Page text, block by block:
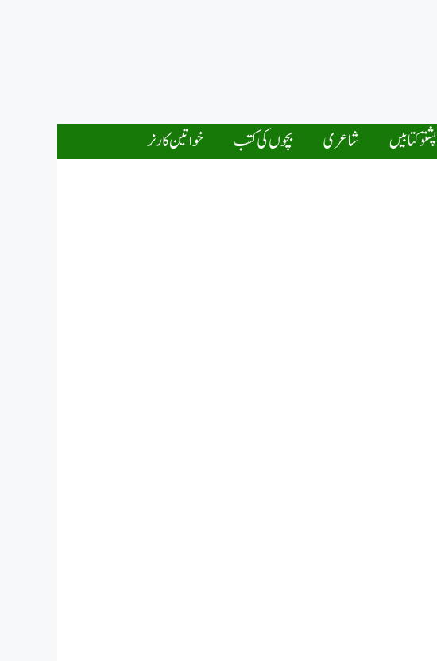
پشتو کتابیں شاعری بچوں کی کتب خواتین کارنر